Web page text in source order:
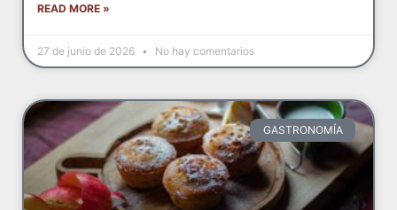
READ MORE »
27 de junio de 2026 No hay comentarios
GASTRONOMÍA